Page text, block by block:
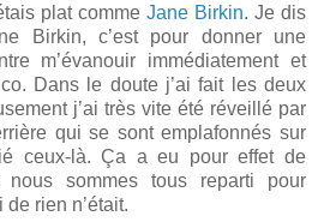
plat comme Jane Birkin. Je dis
Birkin, c’est pour donner une
m’évanouir immédiatement et
Dans le doute j’ai fait les deux
j’ai très vite été réveillé par
qui se sont emplafonnés sur
ceux-là. Ça a eu pour effet de
sommes tous reparti pour
rien n’était.